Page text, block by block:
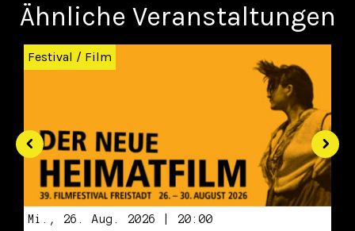
Ähnliche Veranstaltungen
Zurück
Festival / Film
Mi., 26. Aug. 2026 | 20:00